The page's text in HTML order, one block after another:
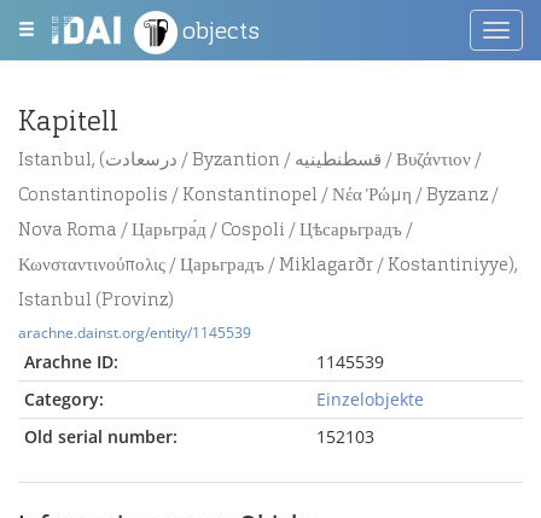
objects
Kapitell
Istanbul, (درسعادت / Byzantion / قسطنطينيه / Βυζάντιον /
Constantinopolis / Konstantinopel / Νέα Ῥώμη / Byzanz /
Nova Roma / Царьгра́д / Cospoli / Цѣсарьградъ /
Κωνσταντινούπολις / Царьградъ / Miklagarðr / Kostantiniyye),
Istanbul (Provinz)
arachne.dainst.org/entity/1145539
Arachne ID:
1145539
Category:
Einzelobjekte
Old serial number:
152103